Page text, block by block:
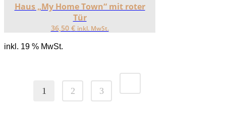
Haus „My Home Town“ mit roter
Tür
36,50 € inkl. MwSt.
inkl. 19 % MwSt.
1 2 3